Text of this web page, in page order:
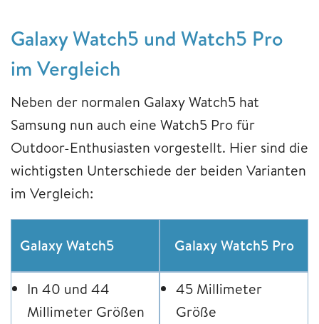
Galaxy Watch5 und Watch5 Pro
im Vergleich
Neben der normalen Galaxy Watch5 hat
Samsung nun auch eine Watch5 Pro für
Outdoor-Enthusiasten vorgestellt. Hier sind die
wichtigsten Unterschiede der beiden Varianten
im Vergleich:
Galaxy Watch5 Galaxy Watch5 Pro
In 40 und 44
Millimeter Größen
45 Millimeter
Größe